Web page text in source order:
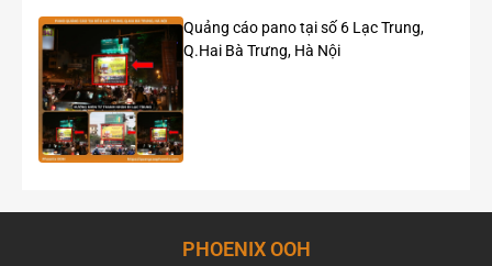
Quảng cáo pano tại số 6 Lạc Trung,
Q.Hai Bà Trưng, Hà Nội
PHOENIX OOH